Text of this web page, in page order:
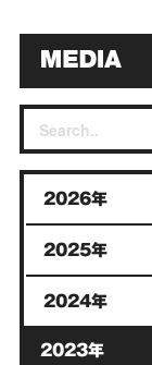
2026年
2025年
2024年
2023年